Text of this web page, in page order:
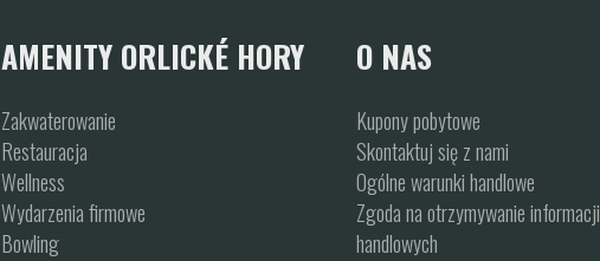
AMENITY ORLICKÉ HORY
Zakwaterowanie
Restauracja
Wellness
Wydarzenia firmowe
Bowling
O NAS
Kupony pobytowe
Skontaktuj się z nami
Ogólne warunki handlowe
Zgoda na otrzymywanie informacji
handlowych